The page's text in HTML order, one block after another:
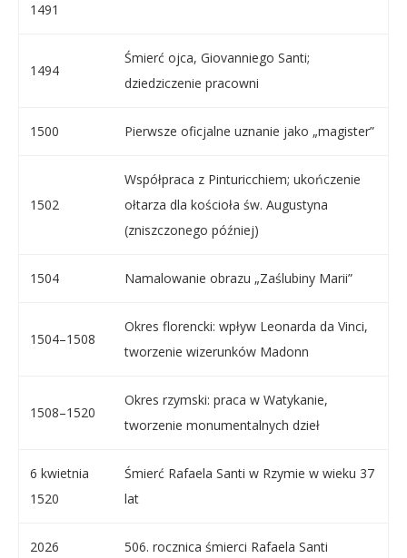
1491
1494
Śmierć ojca, Giovanniego Santi;
dziedziczenie pracowni
1500 Pierwsze oficjalne uznanie jako „magister”
1502
Współpraca z Pinturicchiem; ukończenie
ołtarza dla kościoła św. Augustyna
(zniszczonego później)
1504 Namalowanie obrazu „Zaślubiny Marii”
1504–1508
Okres florencki: wpływ Leonarda da Vinci,
tworzenie wizerunków Madonn
1508–1520
Okres rzymski: praca w Watykanie,
tworzenie monumentalnych dzieł
6 kwietnia
1520
Śmierć Rafaela Santi w Rzymie w wieku 37
lat
2026 506. rocznica śmierci Rafaela Santi